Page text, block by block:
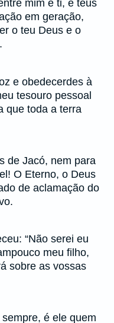
mim e ti, e teus
em geração,
o teu Deus e o
e obedecerdes à
tesouro pessoal
que toda a terra
de Jacó, nem para
O Eterno, o Deus
de aclamação do
“Não serei eu
meu filho,
sobre as vossas
é ele quem